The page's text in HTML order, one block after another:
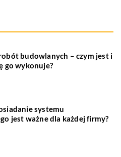
budowlanych – czym jest i
go wykonuje?
systemu
jest ważne dla każdej firmy?